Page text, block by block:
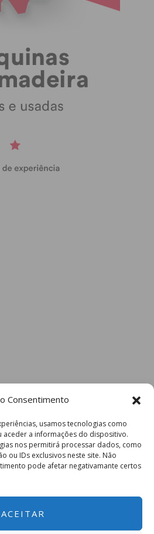
Consentimento
usamos tecnologias como
aceder a informações do dispositivo.
nos permitirá processar dados, como
ou IDs exclusivos neste site. Não
pode afetar negativamante certos
ACEITAR